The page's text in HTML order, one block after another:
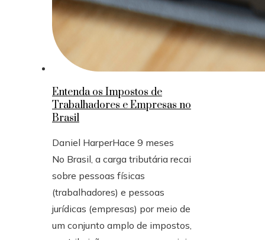
Entenda os Impostos de
Trabalhadores e Empresas no
Brasil
Daniel HarperHace 9 meses
No Brasil, a carga tributária recai
sobre pessoas físicas
(trabalhadores) e pessoas
jurídicas (empresas) por meio de
um conjunto amplo de impostos,